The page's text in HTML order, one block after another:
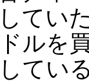
てい
ルを
てい